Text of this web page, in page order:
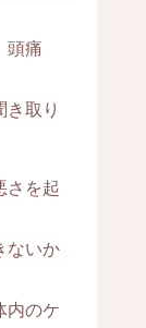
頭痛
取り
さを起
ないか
内のケ